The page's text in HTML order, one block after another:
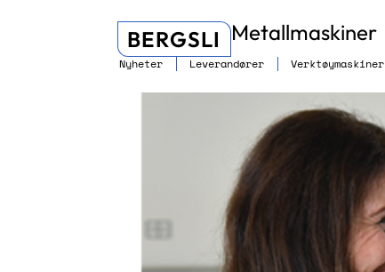
BERGSLI Metallmaskiner
Nyheter
Leverandører Verktøymaskiner